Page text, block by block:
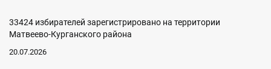
33424 избирателей зарегистрировано на территории
Матвеево-Курганского района
20.07.2026